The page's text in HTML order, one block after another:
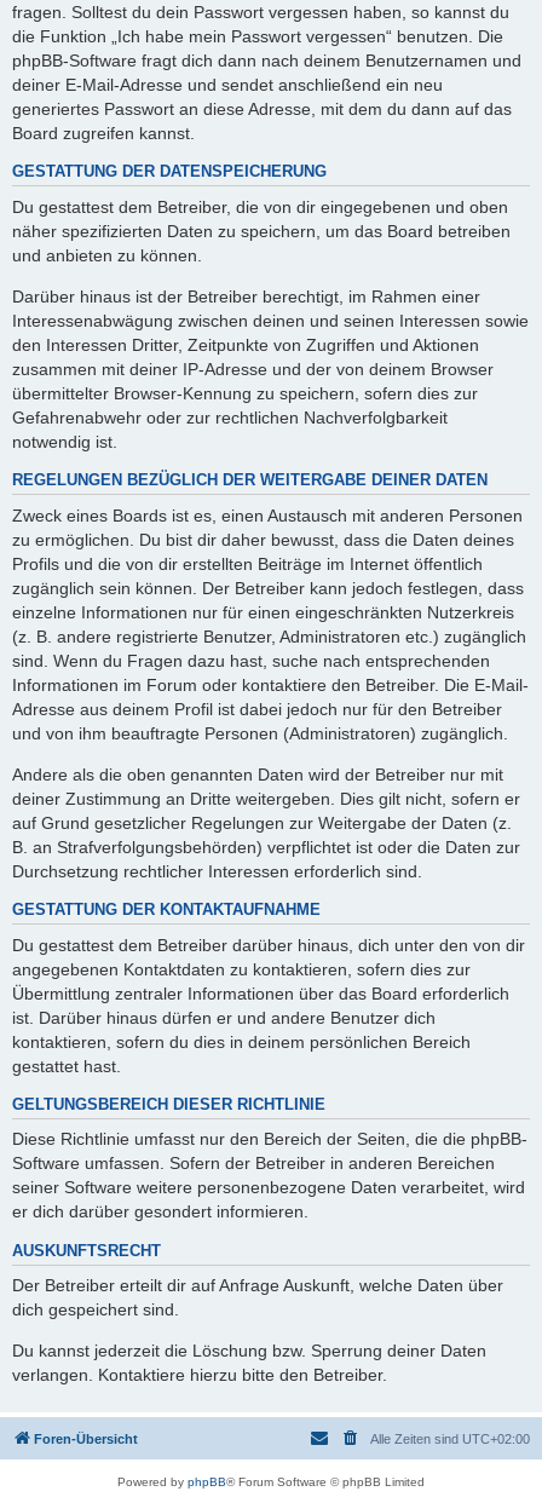
fragen. Solltest du dein Passwort vergessen haben, so kannst du
die Funktion „Ich habe mein Passwort vergessen“ benutzen. Die
phpBB-Software fragt dich dann nach deinem Benutzernamen und
deiner E-Mail-Adresse und sendet anschließend ein neu
generiertes Passwort an diese Adresse, mit dem du dann auf das
Board zugreifen kannst.
GESTATTUNG DER DATENSPEICHERUNG
Du gestattest dem Betreiber, die von dir eingegebenen und oben
näher spezifizierten Daten zu speichern, um das Board betreiben
und anbieten zu können.
Darüber hinaus ist der Betreiber berechtigt, im Rahmen einer
Interessenabwägung zwischen deinen und seinen Interessen sowie
den Interessen Dritter, Zeitpunkte von Zugriffen und Aktionen
zusammen mit deiner IP-Adresse und der von deinem Browser
übermittelter Browser-Kennung zu speichern, sofern dies zur
Gefahrenabwehr oder zur rechtlichen Nachverfolgbarkeit
notwendig ist.
REGELUNGEN BEZÜGLICH DER WEITERGABE DEINER DATEN
Zweck eines Boards ist es, einen Austausch mit anderen Personen
zu ermöglichen. Du bist dir daher bewusst, dass die Daten deines
Profils und die von dir erstellten Beiträge im Internet öffentlich
zugänglich sein können. Der Betreiber kann jedoch festlegen, dass
einzelne Informationen nur für einen eingeschränkten Nutzerkreis
(z. B. andere registrierte Benutzer, Administratoren etc.) zugänglich
sind. Wenn du Fragen dazu hast, suche nach entsprechenden
Informationen im Forum oder kontaktiere den Betreiber. Die E-Mail-
Adresse aus deinem Profil ist dabei jedoch nur für den Betreiber
und von ihm beauftragte Personen (Administratoren) zugänglich.
Andere als die oben genannten Daten wird der Betreiber nur mit
deiner Zustimmung an Dritte weitergeben. Dies gilt nicht, sofern er
auf Grund gesetzlicher Regelungen zur Weitergabe der Daten (z.
B. an Strafverfolgungsbehörden) verpflichtet ist oder die Daten zur
Durchsetzung rechtlicher Interessen erforderlich sind.
GESTATTUNG DER KONTAKTAUFNAHME
Du gestattest dem Betreiber darüber hinaus, dich unter den von dir
angegebenen Kontaktdaten zu kontaktieren, sofern dies zur
Übermittlung zentraler Informationen über das Board erforderlich
ist. Darüber hinaus dürfen er und andere Benutzer dich
kontaktieren, sofern du dies in deinem persönlichen Bereich
gestattet hast.
GELTUNGSBEREICH DIESER RICHTLINIE
Diese Richtlinie umfasst nur den Bereich der Seiten, die die phpBB-
Software umfassen. Sofern der Betreiber in anderen Bereichen
seiner Software weitere personenbezogene Daten verarbeitet, wird
er dich darüber gesondert informieren.
AUSKUNFTSRECHT
Der Betreiber erteilt dir auf Anfrage Auskunft, welche Daten über
dich gespeichert sind.
Du kannst jederzeit die Löschung bzw. Sperrung deiner Daten
verlangen. Kontaktiere hierzu bitte den Betreiber.
Foren-Übersicht Alle Zeiten sind UTC+02:00
Powered by phpBB® Forum Software © phpBB Limited